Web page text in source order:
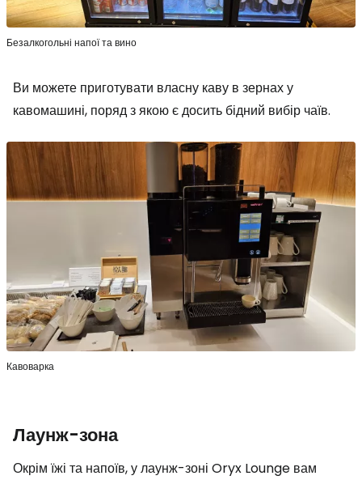
Безалкогольні напої та вино
Ви можете приготувати власну каву в зернах у
кавомашині, поряд з якою є досить бідний вибір чаїв.
Кавоварка
Лаунж-зона
Окрім їжі та напоїв, у лаунж-зоні Oryx Lounge вам